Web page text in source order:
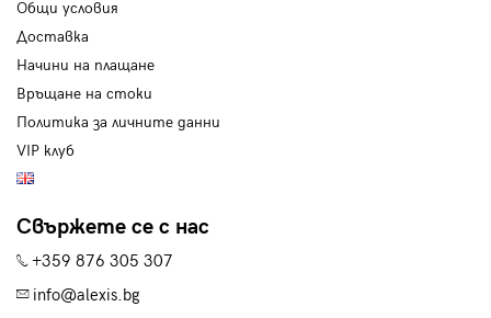
Общи условия
Доставка
Начини на плащане
Връщане на стоки
Политика за личните данни
VIP клуб
Свържете се с нас
+359 876 305 307
info@alexis.bg